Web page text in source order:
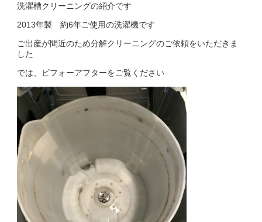
洗濯槽クリーニングの紹介です
2013年製 約6年ご使用の洗濯機です
ご出産が間近のため分解クリーニングのご依頼をいただきま
した
では、ビフォーアフターをご覧ください